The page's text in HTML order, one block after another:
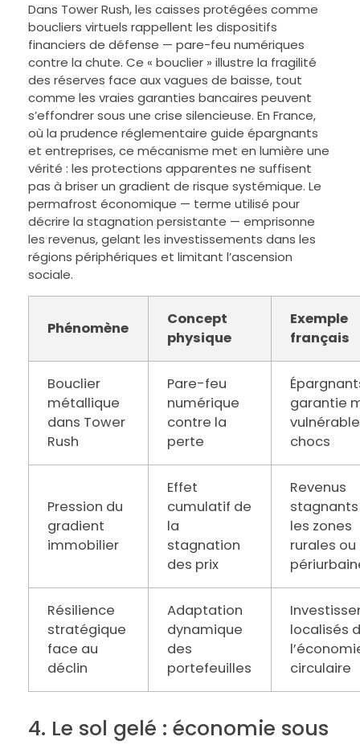
Dans Tower Rush, les caisses protégées comme
boucliers virtuels rappellent les dispositifs
financiers de défense — pare-feu numériques
contre la chute. Ce « bouclier » illustre la fragilité
des réserves face aux vagues de baisse, tout
comme les vraies garanties bancaires peuvent
s’effondrer sous une crise silencieuse. En France,
où la prudence réglementaire guide épargnants
et entreprises, ce mécanisme met en lumière une
vérité : les protections apparentes ne suffisent
pas à briser un gradient de risque systémique. Le
permafrost économique — terme utilisé pour
décrire la stagnation persistante — emprisonne
les revenus, gelant les investissements dans les
régions périphériques et limitant l’ascension
sociale.
Phénomène
Concept
physique
Exemple
français
Bouclier
métallique
dans Tower
Rush
Pare-feu
numérique
contre la
perte
garantie
chocs
Pression du
gradient
immobilier
Effet
cumulatif de
la
stagnation
des prix
Revenus
les zones
rurales ou
Résilience
stratégique
face au
déclin
Adaptation
dynamique
des
portefeuilles
localisés
circulaire
4. Le sol gelé : économie sous